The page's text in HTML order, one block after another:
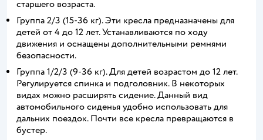
старшего возраста.
Группа 2/3 (15-36 кг). Эти кресла предназначены для
детей от 4 до 12 лет. Устанавливаются по ходу
движения и оснащены дополнительными ремнями
безопасности.
Группа 1/2/3 (9-36 кг). Для детей возрастом до 12 лет.
Регулируется спинка и подголовник. В некоторых
видах можно расширять сидение. Данный вид
автомобильного сиденья удобно использовать для
дальних поездок. Почти все кресла превращаются в
бустер.